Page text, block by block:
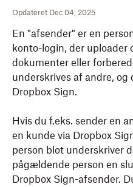
Opdateret Dec 04, 2025
En "afsender" er en
konto-login, der uploader
dokumenter eller
underskrives af andre,
Dropbox Sign.
Hvis du f.eks. sender en
en kunde via Dropbox
person blot underskriver
pågældende person en
Dropbox Sign-afsender.